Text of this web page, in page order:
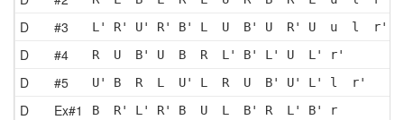
D #3 L' R' U' R' B' L  U  B' U  R' U  u  l  r'
D #4 R  U  B' U  B  R  L' B' L' U  L' r'
D #5 U' B  R  L  U' L  R  U  B' U' L' l  r'
D Ex#1 B  R' L' R' B  U  L  B' R  L' B' r